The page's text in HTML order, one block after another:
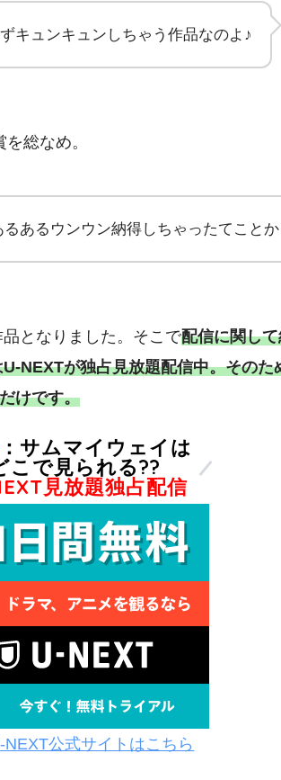
キュンキュンしちゃう作品なのよ♪
総なめ。
あるウンウン納得しちゃったてことか
となりました。そこで配信に関し
NEXTが独占見放題配信中。そのた
けです。
：サムマイウェイは
こで見られる??
見放題独占配信
NEXT公式サイトはこちら